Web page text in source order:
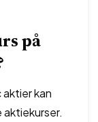
på
aktier kan
aktiekurser.